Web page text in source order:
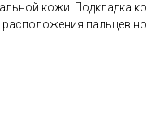
кожи. Подкладка
пальцев